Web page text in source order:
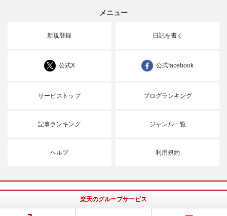
メニュー
新規登録 日記を書く
公式X 公式facebook
サービストップ ブログランキング
記事ランキング ジャンル一覧
ヘルプ 利用規約
楽天のグループサービス